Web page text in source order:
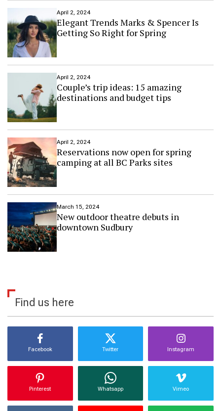
April 2, 2024
Elegant Trends Marks & Spencer Is
Getting So Right for Spring
April 2, 2024
Couple’s trip ideas: 15 amazing
destinations and budget tips
April 2, 2024
Reservations now open for spring
camping at all BC Parks sites
March 15, 2024
New outdoor theatre debuts in
downtown Sudbury
Find us here
Facebook Twitter Instagram
Pinterest Whatsapp Vimeo